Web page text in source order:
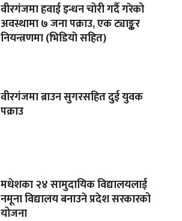
वीरगंजमा हवाई इन्धन चोरी गर्दै गरेको
अवस्थामा ७ जना पक्राउ, एक ट्याङ्कर
नियन्त्रणमा (भिडियाे सहित)
वीरगंजमा ब्राउन सुगरसहित दुई युवक
पक्राउ
मधेशका २४ सामुदायिक विद्यालयलाई
नमूना विद्यालय बनाउने प्रदेश सरकारको
योजना